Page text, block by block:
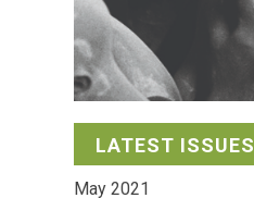
LATEST ISSUES
May 2021